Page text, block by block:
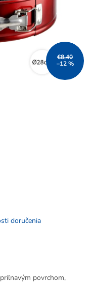
€8,40
–12 %
doručenia
povrchom,